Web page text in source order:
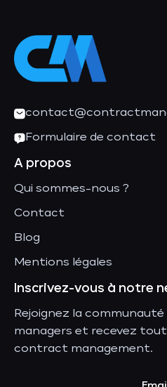
Formulaire de contact
A propos
Qui sommes-nous ?
Contact
Blog
Mentions légales
Inscrivez-vous à notre
Rejoignez la
managers et recevez
contract management.